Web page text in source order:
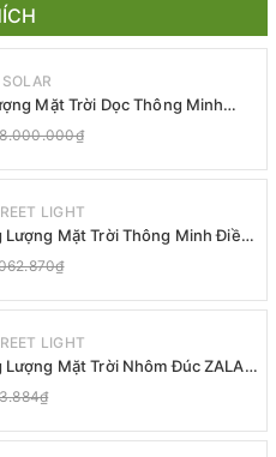
Mặt Trời Dọc Thông Minh
Jsc
LIGHT
Mặt Trời Thông Minh Điều
ZALAA
LIGHT
Mặt Trời Nhôm Đúc ZALAA
IP65